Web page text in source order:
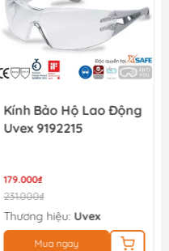
Kính Bảo Hộ Lao Động
Uvex 9192215
179.000₫
231.000₫
Thương hiệu: Uvex
Mua ngay